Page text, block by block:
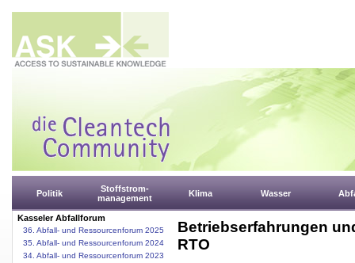
Politik
Stoffstrom-
management
Klima Wasser
Kasseler Abfallforum
36. Abfall- und Ressourcenforum 2025
35. Abfall- und Ressourcenforum 2024
34. Abfall- und Ressourcenforum 2023
Betriebserfahrungen
RTO